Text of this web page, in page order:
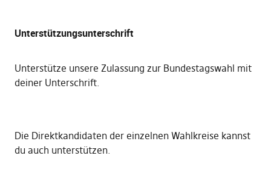
Unterstützungsunterschrift
Unterstütze unsere Zulassung zur Bundestagswahl mit
deiner Unterschrift.
Die Direktkandidaten der einzelnen Wahlkreise kannst
du auch unterstützen.